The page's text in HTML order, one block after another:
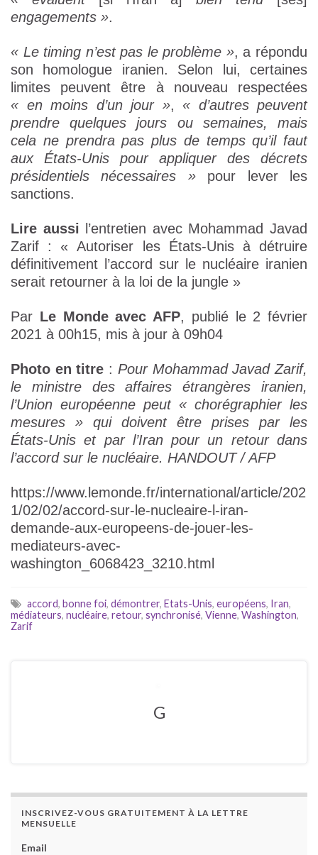
engagements ».
« Le timing n’est pas le problème », a répondu
son homologue iranien. Selon lui, certaines
limites peuvent être à nouveau respectées
« en moins d’un jour », « d’autres peuvent
prendre quelques jours ou semaines, mais
cela ne prendra pas plus de temps qu’il faut
aux États-Unis pour appliquer des décrets
présidentiels nécessaires »pour lever les
sanctions.
Lire aussi l’entretien avec Mohammad Javad
Zarif : « Autoriser les États-Unis à détruire
définitivement l’accord sur le nucléaire iranien
serait retourner à la loi de la jungle »
Par Le Monde avec AFP, publié le 2 février
2021 à 00h15, mis à jour à 09h04
Photo en titre : Pour Mohammad Javad Zarif,
le ministre des affaires étrangères iranien,
l’Union européenne peut « chorégraphier les
mesures » qui doivent être prises par les
États-Unis et par l’Iran pour un retour dans
l’accord sur le nucléaire. HANDOUT / AFP
https://www.lemonde.fr/international/article/202
1/02/02/accord-sur-le-nucleaire-l-iran-
demande-aux-europeens-de-jouer-les-
mediateurs-avec-
washington_6068423_3210.html
accord, bonne foi, démontrer, Etats-Unis, européens, Iran,
médiateurs, nucléaire, retour, synchronisé, Vienne, Washington,
Zarif
G
INSCRIVEZ-VOUS GRATUITEMENT À LA LETTRE
MENSUELLE
Email